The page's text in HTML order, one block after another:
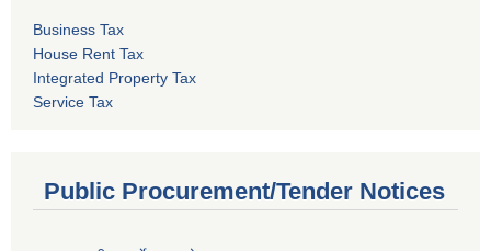
Business Tax
House Rent Tax
Integrated Property Tax
Service Tax
Public Procurement/Tender Notices